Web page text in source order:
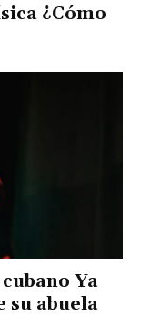
¿Cómo
Ya
su abuela